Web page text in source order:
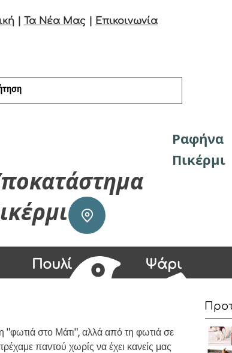
| Τα Νέα Μας| Επικοινωνία
Ραφήνα
Πικέρμι
Πουλί Ψάρι
"φωτιά στο Μάτι", αλλά από τη φωτιά σε
παντού χωρίς να έχει κανείς μας